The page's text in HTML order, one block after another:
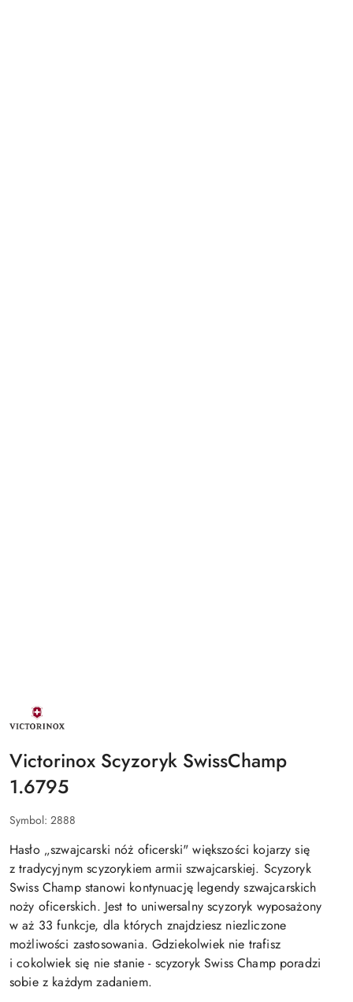
NAZWA
PRODUCENTA:
VICTORINOX
Victorinox Scyzoryk SwissChamp
1.6795
Symbol: 2888
Hasło „szwajcarski nóż oficerski" większości kojarzy się
z tradycyjnym scyzorykiem armii szwajcarskiej. Scyzoryk
Swiss Champ stanowi kontynuację legendy szwajcarskich
noży oficerskich. Jest to uniwersalny scyzoryk wyposażony
w aż 33 funkcje, dla których znajdziesz niezliczone
możliwości zastosowania. Gdziekolwiek nie trafisz
i cokolwiek się nie stanie - scyzoryk Swiss Champ poradzi
sobie z każdym zadaniem.